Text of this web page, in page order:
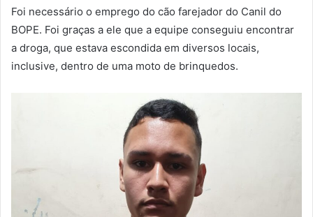
Foi necessário o emprego do cão farejador do Canil do
BOPE. Foi graças a ele que a equipe conseguiu encontrar
a droga, que estava escondida em diversos locais,
inclusive, dentro de uma moto de brinquedos.